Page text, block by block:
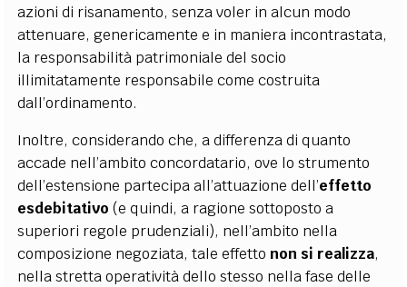
azioni di risanamento, senza voler in alcun modo
attenuare, genericamente e in maniera incontrastata,
la responsabilità patrimoniale del socio
illimitatamente responsabile come costruita
dall’ordinamento.
Inoltre, considerando che, a differenza di quanto
accade nell’ambito concordatario, ove lo strumento
dell’estensione partecipa all’attuazione dell’effetto
esdebitativo(e quindi, a ragione sottoposto a
superiori regole prudenziali), nell’ambito nella
composizione negoziata, tale effetto non si realizza,
nella stretta operatività dello stesso nella fase delle